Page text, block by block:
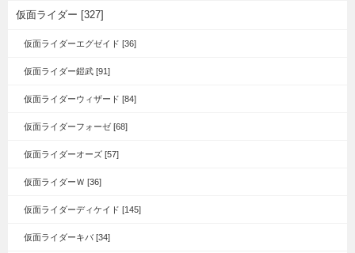
仮面ライダー [327]
仮面ライダーエグゼイド [36]
仮面ライダー鎧武 [91]
仮面ライダーウィザード [84]
仮面ライダーフォーゼ [68]
仮面ライダーオーズ [57]
仮面ライダーＷ [36]
仮面ライダーディケイド [145]
仮面ライダーキバ [34]